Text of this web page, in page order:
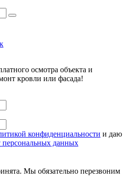
осмотра объекта и
кровли или фасада!
конфиденциальности и даю
персональных данных
Мы обязательно перезвоним